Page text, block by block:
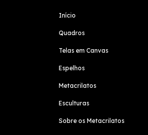
Início
Quadros
Telas em Canvas
Espelhos
Metacrilatos
Esculturas
Sobre os Metacrilatos